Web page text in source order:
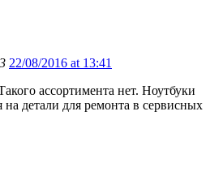
22/08/2016 at 13:41
ассортимента нет. Ноутбуки
на детали для ремонта в сервисных